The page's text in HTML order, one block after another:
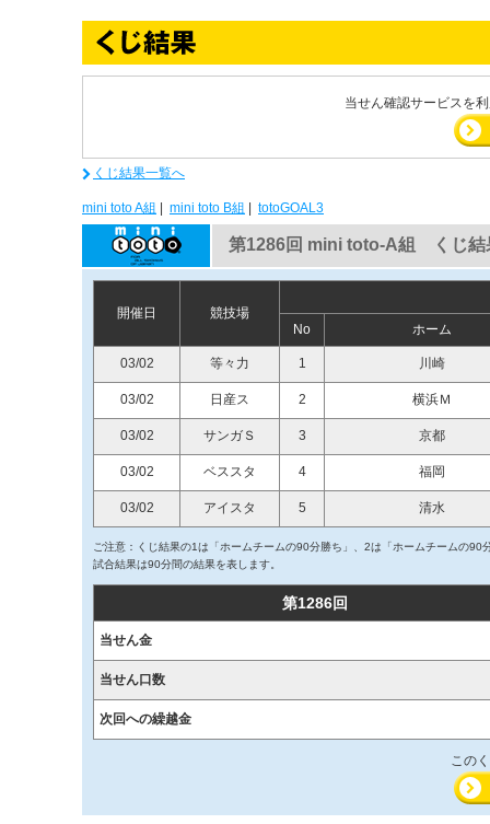
当せん確認サービスを
くじ結果一覧へ
mini toto A組 mini toto B組 totoGOAL3
第1286回 mini toto-A組 くじ結
開催日
競技場
No
ホーム
03/02 等々力 1 川崎
03/02 日産ス 2 横浜Ｍ
03/02 サンガＳ 3 京都
03/02 ベススタ 4 福岡
03/02 アイスタ 5 清水
ご注意：くじ結果の1は「ホームチームの90分勝ち」、2は「ホームチームの90
試合結果は90分間の結果を表します。
第1286回
当せん金
当せん口数
次回への繰越金
この